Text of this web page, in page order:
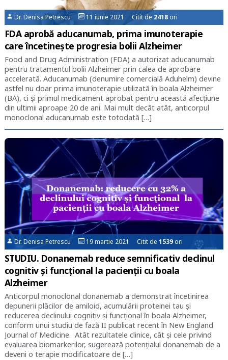
Dr. Denisa Petrescu 11 iunie 2021 Citit de 2418 ori
FDA aprobă aducanumab, prima imunoterapie
care încetinește progresia bolii Alzheimer
Food and Drug Administration (FDA) a autorizat aducanumab
pentru tratamentul bolii Alzheimer prin calea de aprobare
accelerată. Aducanumab (denumire comercială Aduhelm) devine
astfel nu doar prima imunoterapie utilizată în boala Alzheimer
(BA), ci și primul medicament aprobat pentru această afecțiune
din ultimii aproape 20 de ani. Mai mult decât atât, anticorpul
monoclonal aducanumab este totodată […]
Dr. Denisa Petrescu 19 martie 2021 Citit de1539ori
STUDIU. Donanemab reduce semnificativ declinul
cognitiv și funcțional la pacienții cu boala
Alzheimer
Anticorpul monoclonal donanemab a demonstrat încetinirea
depunerii plăcilor de amiloid, acumulării proteinei tau și
reducerea declinului cognitiv și funcțional în boala Alzheimer,
conform unui studiu de fază II publicat recent în New England
Journal of Medicine. Atât rezultatele clinice, cât și cele privind
evaluarea biomarkerilor, sugerează potențialul donanemab de a
deveni o terapie modificatoare de […]